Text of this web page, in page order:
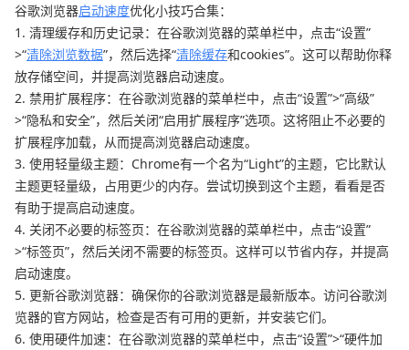
谷歌浏览器启动速度优化小技巧合集：
1. 清理缓存和历史记录：在谷歌浏览器的菜单栏中，点击“设置”
>“清除浏览数据”，然后选择“清除缓存和cookies”。这可以帮助你释
放存储空间，并提高浏览器启动速度。
2. 禁用扩展程序：在谷歌浏览器的菜单栏中，点击“设置”>“高级”
>“隐私和安全”，然后关闭“启用扩展程序”选项。这将阻止不必要的
扩展程序加载，从而提高浏览器启动速度。
3. 使用轻量级主题：Chrome有一个名为“Light”的主题，它比默认
主题更轻量级，占用更少的内存。尝试切换到这个主题，看看是否
有助于提高启动速度。
4. 关闭不必要的标签页：在谷歌浏览器的菜单栏中，点击“设置”
>“标签页”，然后关闭不需要的标签页。这样可以节省内存，并提高
启动速度。
5. 更新谷歌浏览器：确保你的谷歌浏览器是最新版本。访问谷歌浏
览器的官方网站，检查是否有可用的更新，并安装它们。
6. 使用硬件加速：在谷歌浏览器的菜单栏中，点击“设置”>“硬件加